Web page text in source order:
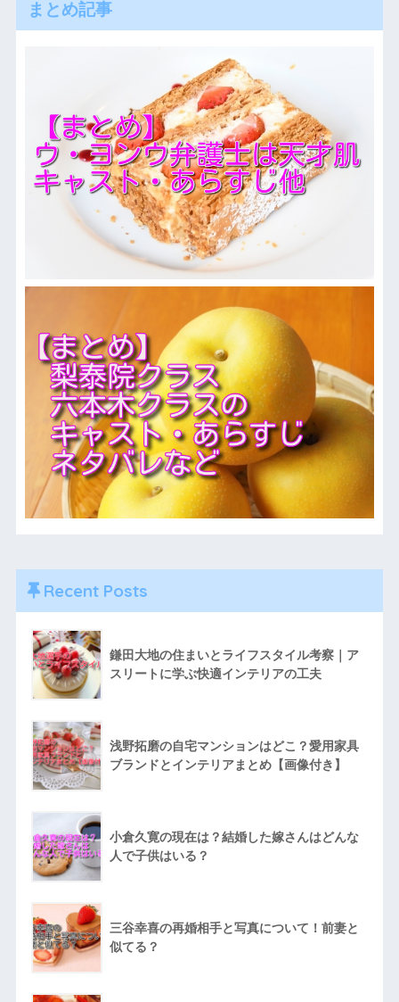
まとめ記事
Recent Posts
鎌田大地の住まいとライフスタイル考察｜ア
スリートに学ぶ快適インテリアの工夫
浅野拓磨の自宅マンションはどこ？愛用家具
ブランドとインテリアまとめ【画像付き】
小倉久寛の現在は？結婚した嫁さんはどんな
人で子供はいる？
三谷幸喜の再婚相手と写真について！前妻と
似てる？